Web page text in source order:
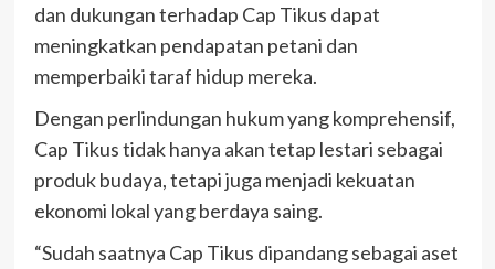
dan dukungan terhadap Cap Tikus dapat
meningkatkan pendapatan petani dan
memperbaiki taraf hidup mereka.
Dengan perlindungan hukum yang komprehensif,
Cap Tikus tidak hanya akan tetap lestari sebagai
produk budaya, tetapi juga menjadi kekuatan
ekonomi lokal yang berdaya saing.
“Sudah saatnya Cap Tikus dipandang sebagai aset